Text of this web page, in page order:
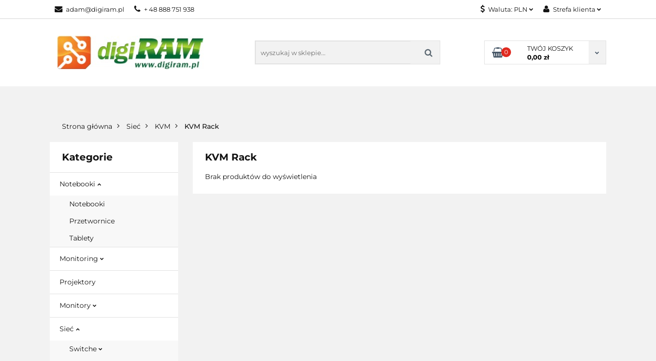
adam@digiram.pl + 48 888 751 938 Waluta: PLN
USD
EUR
Strefa klienta
Zarejestruj się
Dodaj zgłoszenie
0
TWÓJ KOSZYK
0,00 zł
SIEĆ MONITORING
Strona główna Sieć KVM KVM Rack
Kategorie
Notebooki
Notebooki
Przetwornice
Tablety
Monitoring
Projektory
Monitory
Sieć
Switche
KVM Rack
Brak produktów do wyświetlenia